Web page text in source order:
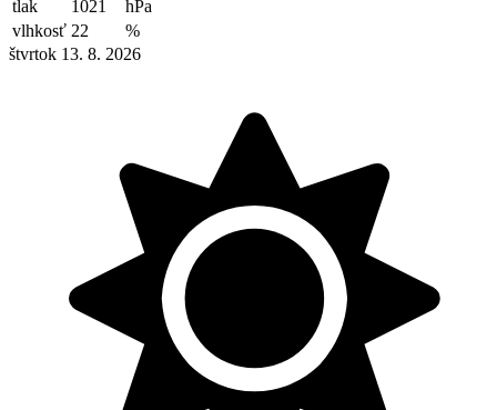
tlak 1021
hPa
vlhkosť 22
%
štvrtok 13. 8. 2026